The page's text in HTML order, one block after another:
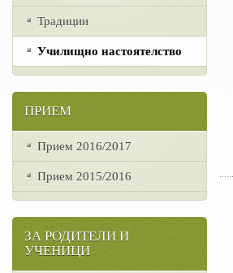
Традиции
Училищно настоятелство
ПРИЕМ
Прием 2016/2017
Прием 2015/2016
ЗА РОДИТЕЛИ И
УЧЕНИЦИ